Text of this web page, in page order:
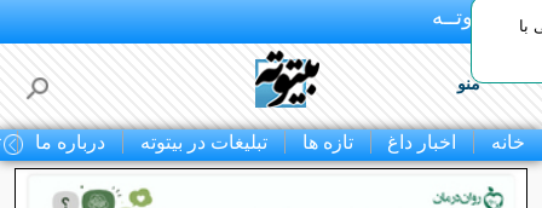
بـیتوتــه
منو
خانه اخبار داغ تازه ها تبلیغات در بیتوته درباره ما
با